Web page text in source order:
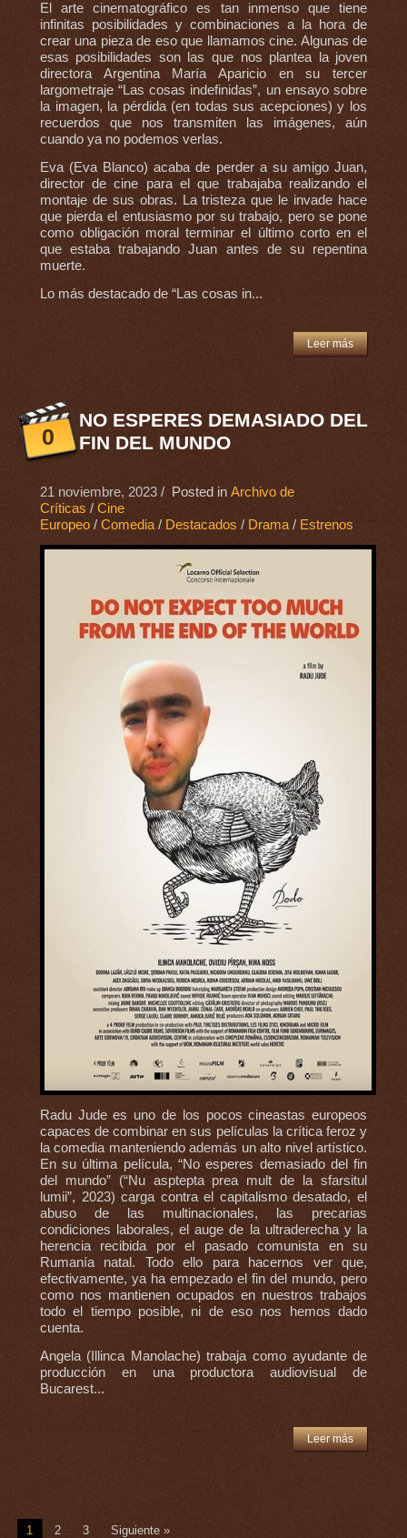
El arte cinematográfico es tan inmenso que tiene
infinitas posibilidades y combinaciones a la hora de
crear una pieza de eso que llamamos cine. Algunas de
esas posibilidades son las que nos plantea la joven
directora Argentina María Aparicio en su tercer
largometraje “Las cosas indefinidas”, un ensayo sobre
la imagen, la pérdida (en todas sus acepciones) y los
recuerdos que nos transmiten las imágenes, aún
cuando ya no podemos verlas.
Eva (Eva Blanco) acaba de perder a su amigo Juan,
director de cine para el que trabajaba realizando el
montaje de sus obras. La tristeza que le invade hace
que pierda el entusiasmo por su trabajo, pero se pone
como obligación moral terminar el último corto en el
que estaba trabajando Juan antes de su repentina
muerte.
Lo más destacado de “Las cosas in...
Leer más
0
NO ESPERES DEMASIADO DEL
FIN DEL MUNDO
21 noviembre, 2023/ Posted in Archivo de
Críticas / Cine
Europeo/ Comedia/ Destacados / Drama/ Estrenos
Radu Jude es uno de los pocos cineastas europeos
capaces de combinar en sus películas la crítica feroz y
la comedia manteniendo además un alto nivel artístico.
En su última película, “No esperes demasiado del fin
del mundo” (“Nu asptepta prea mult de la sfarsitul
lumii”, 2023) carga contra el capitalismo desatado, el
abuso de las multinacionales, las precarias
condiciones laborales, el auge de la ultraderecha y la
herencia recibida por el pasado comunista en su
Rumanía natal. Todo ello para hacernos ver que,
efectivamente, ya ha empezado el fin del mundo, pero
como nos mantienen ocupados en nuestros trabajos
todo el tiempo posible, ni de eso nos hemos dado
cuenta.
Angela (Illinca Manolache) trabaja como ayudante de
producción en una productora audiovisual de
Bucarest...
Leer más
1 2 3 Siguiente »